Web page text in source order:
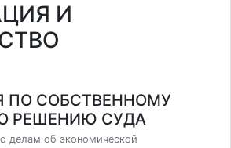
И
ПО СОБСТВЕННОМУ
РЕШЕНИЮ СУДА
делам об экономической